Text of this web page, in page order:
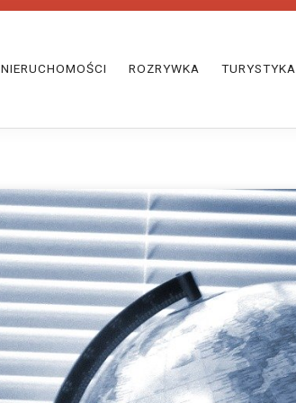
NIERUCHOMOŚCI ROZRYWKA TURYSTYKA